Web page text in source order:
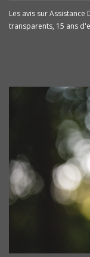
Les avis sur
transparents, 15 ans